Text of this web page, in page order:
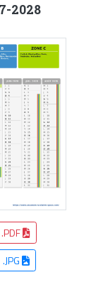
2028
.PDF